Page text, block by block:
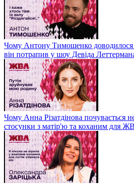
Чому Антону Тимошенко доводилося
він потрапив у шоу Девіда
Чому Анна Різатдінова почувається
стосунки з матір'ю та коханим для